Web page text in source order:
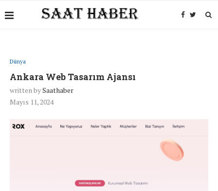
Dünya
Ankara Web Tasarım Ajansı
written bySaathaber
Mayıs 11, 2024